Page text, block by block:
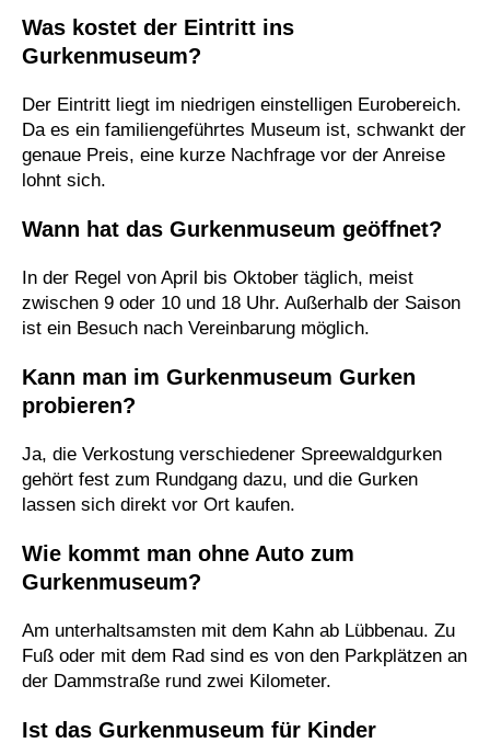
Was kostet der Eintritt ins
Gurkenmuseum?
Der Eintritt liegt im niedrigen einstelligen Eurobereich.
Da es ein familiengeführtes Museum ist, schwankt der
genaue Preis, eine kurze Nachfrage vor der Anreise
lohnt sich.
Wann hat das Gurkenmuseum geöffnet?
In der Regel von April bis Oktober täglich, meist
zwischen 9 oder 10 und 18 Uhr. Außerhalb der Saison
ist ein Besuch nach Vereinbarung möglich.
Kann man im Gurkenmuseum Gurken
probieren?
Ja, die Verkostung verschiedener Spreewaldgurken
gehört fest zum Rundgang dazu, und die Gurken
lassen sich direkt vor Ort kaufen.
Wie kommt man ohne Auto zum
Gurkenmuseum?
Am unterhaltsamsten mit dem Kahn ab Lübbenau. Zu
Fuß oder mit dem Rad sind es von den Parkplätzen an
der Dammstraße rund zwei Kilometer.
Ist das Gurkenmuseum für Kinder